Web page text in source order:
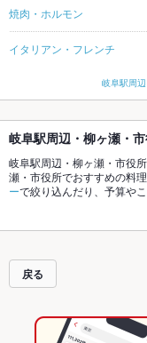
焼肉・ホルモン
イタリアン・フレンチ
岐阜駅周
岐阜駅周辺・柳ヶ瀬・
岐阜駅周辺・柳ヶ瀬・市役
瀬・市役所でおすすめの料
ーで絞り込んだり、予算や
店の最新情報をご紹介して
トやパーティーにもお得に
戻る